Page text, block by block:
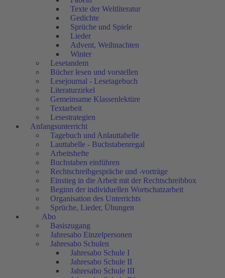
Texte der Weltliteratur
Gedichte
Sprüche und Spiele
Lieder
Advent, Weihnachten
Winter
Lesetandem
Bücher lesen und vorstellen
Lesejournal - Lesetagebuch
Literaturzirkel
Gemeinsame Klassenlektüre
Textarbeit
Lesestrategien
Anfangsunterricht
Tagebuch und Anlauttabelle
Lauttabelle - Buchstabenregal
Arbeitshefte
Buchstaben einführen
Rechtschreibgespräche und -vorträge
Einstieg in die Arbeit mit der Rechtschreibbox
Beginn der individuellen Wortschatzarbeit
Organisation des Unterrichts
Sprüche, Lieder, Übungen
Abo
Basiszugang
Jahresabo Einzelpersonen
Jahresabo Schulen
Jahresabo Schule I
Jahresabo Schule II
Jahresabo Schule III